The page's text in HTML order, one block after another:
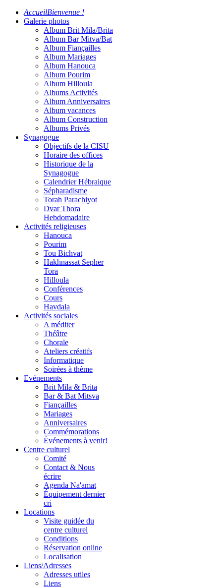
AccueilBienvenue !
Galerie photos
Album Brit Mila/Brita
Album Bar Mitva/Bat
Album Fiançailles
Album Mariages
Album Hanouca
Album Pourim
Album Hilloula
Albums Activités
Album Anniversaires
Album vacances
Album Construction
Albums Privés
Synagogue
Objectifs de la CISU
Horaire des offices
Historique de la
Synagogue
Calendrier Hébraique
Sépharadisme
Torah Parachiyot
Dvar Thora
Hebdomadaire
Activités religieuses
Hanouca
Pourim
Tou Bichvat
Hakhnassat Sepher
Tora
Hilloula
Conférences
Cours
Havdala
Activités sociales
A méditer
Théâtre
Chorale
Ateliers créatifs
Informatique
Soirées à thème
Evénements
Brit Mila & Brita
Bar & Bat Mitsva
Fiançailles
Mariages
Anniversaires
Commémorations
Événements à venir!
Centre culturel
Comité
Contact & Nous
écrire
Agenda Na'amat
Équipement dernier
cri
Locations
Visite guidée du
centre culturel
Conditions
Réservation online
Localisation
Liens/Adresses
Adresses utiles
Liens